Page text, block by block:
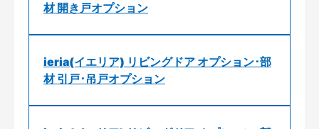
材 開き戸オプション
ieria(イエリア) リビングドア オプション･部
材 引戸･吊戸オプション